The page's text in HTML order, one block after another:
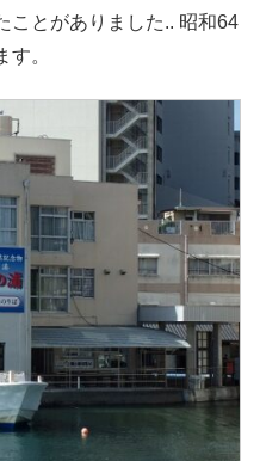
ことがありました.. 昭和64
。